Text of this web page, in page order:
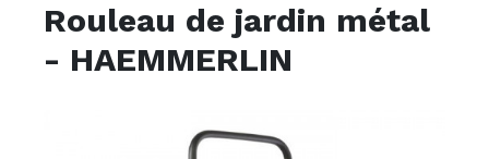
Rouleau de jardin métal
- HAEMMERLIN